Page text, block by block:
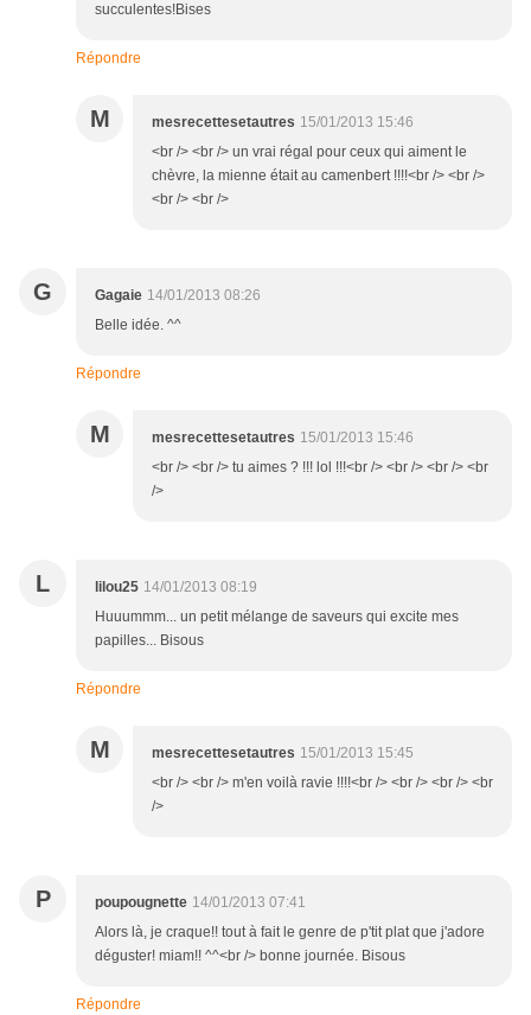
succulentes!Bises
Répondre
M mesrecettesetautres 15/01/2013 15:46
<br /> <br /> un vrai régal pour ceux qui aiment le
chèvre, la mienne était au camenbert !!!!<br /> <br />
<br /> <br />
G Gagaie 14/01/2013 08:26
Belle idée. ^^
Répondre
M mesrecettesetautres 15/01/2013 15:46
<br /> <br /> tu aimes ? !!! lol !!!<br /> <br /> <br /> <br
/>
L lilou25 14/01/2013 08:19
Huuummm... un petit mélange de saveurs qui excite mes
papilles... Bisous
Répondre
M mesrecettesetautres 15/01/2013 15:45
<br /> <br /> m'en voilà ravie !!!!<br /> <br /> <br /> <br
/>
P poupougnette 14/01/2013 07:41
Alors là, je craque!! tout à fait le genre de p'tit plat que j'adore
déguster! miam!! ^^<br /> bonne journée. Bisous
Répondre